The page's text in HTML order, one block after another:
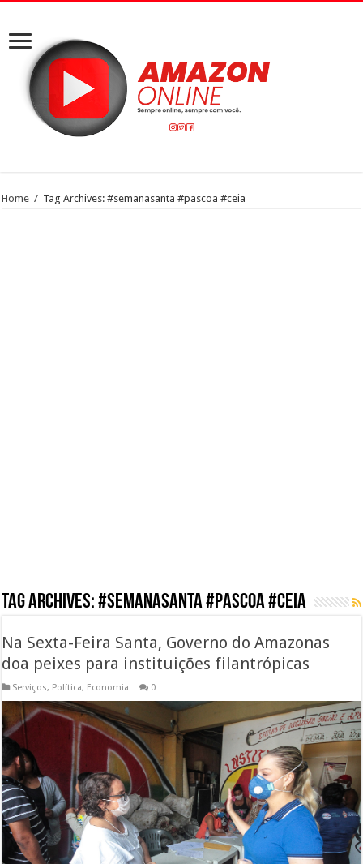
Home / Tag Archives: #semanasanta #pascoa #ceia
Tag Archives:#semanasanta #pascoa #ceia
Na Sexta-Feira Santa, Governo do Amazonas
doa peixes para instituições filantrópicas
Serviços, Política, Economia 0